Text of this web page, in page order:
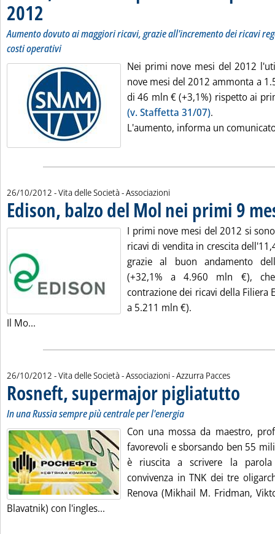
2012 . Sottotitolo: Aumento dovuto ai maggiori ricavi, grazie all'incremento dei
. Pubblicata venerdì 26 ottobre 2012 alle 16.55.
Aumento dovuto ai maggiori ricavi, grazie all'incremento dei ricavi
costi operativi
Nei primi nove mesi del 2012
nove mesi del 2012 ammonta a
di 46 mln € (+3,1%) rispetto ai
(v. Staffetta 31/07).
L'aumento, informa un
26/10/2012 - Vita delle Società - Associazioni
Edison, balzo del Mol nei primi 9
I primi nove mesi del 2012 si
ricavi di vendita in crescita
grazie al buon andamento
(+32,1% a 4.960 mln €),
contrazione dei ricavi della Filiera
a 5.211 mln €).
Il Mo...
26/10/2012 - Vita delle Società - Associazioni -di:
Azzurra Pacces
Rosneft, supermajor pigliatutto
In una Russia sempre più centrale per l'energia
Con una mossa da maestro,
favorevoli e sborsando ben 55
è riuscita a scrivere la
convivenza in TNK dei tre
Renova (Mikhail M. Fridman,
Blavatnik) con l'ingles...